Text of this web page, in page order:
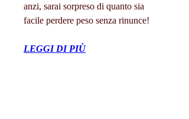
anzi, sarai sorpreso di quanto sia
facile perdere peso senza rinunce!
LEGGI DI PIÙ